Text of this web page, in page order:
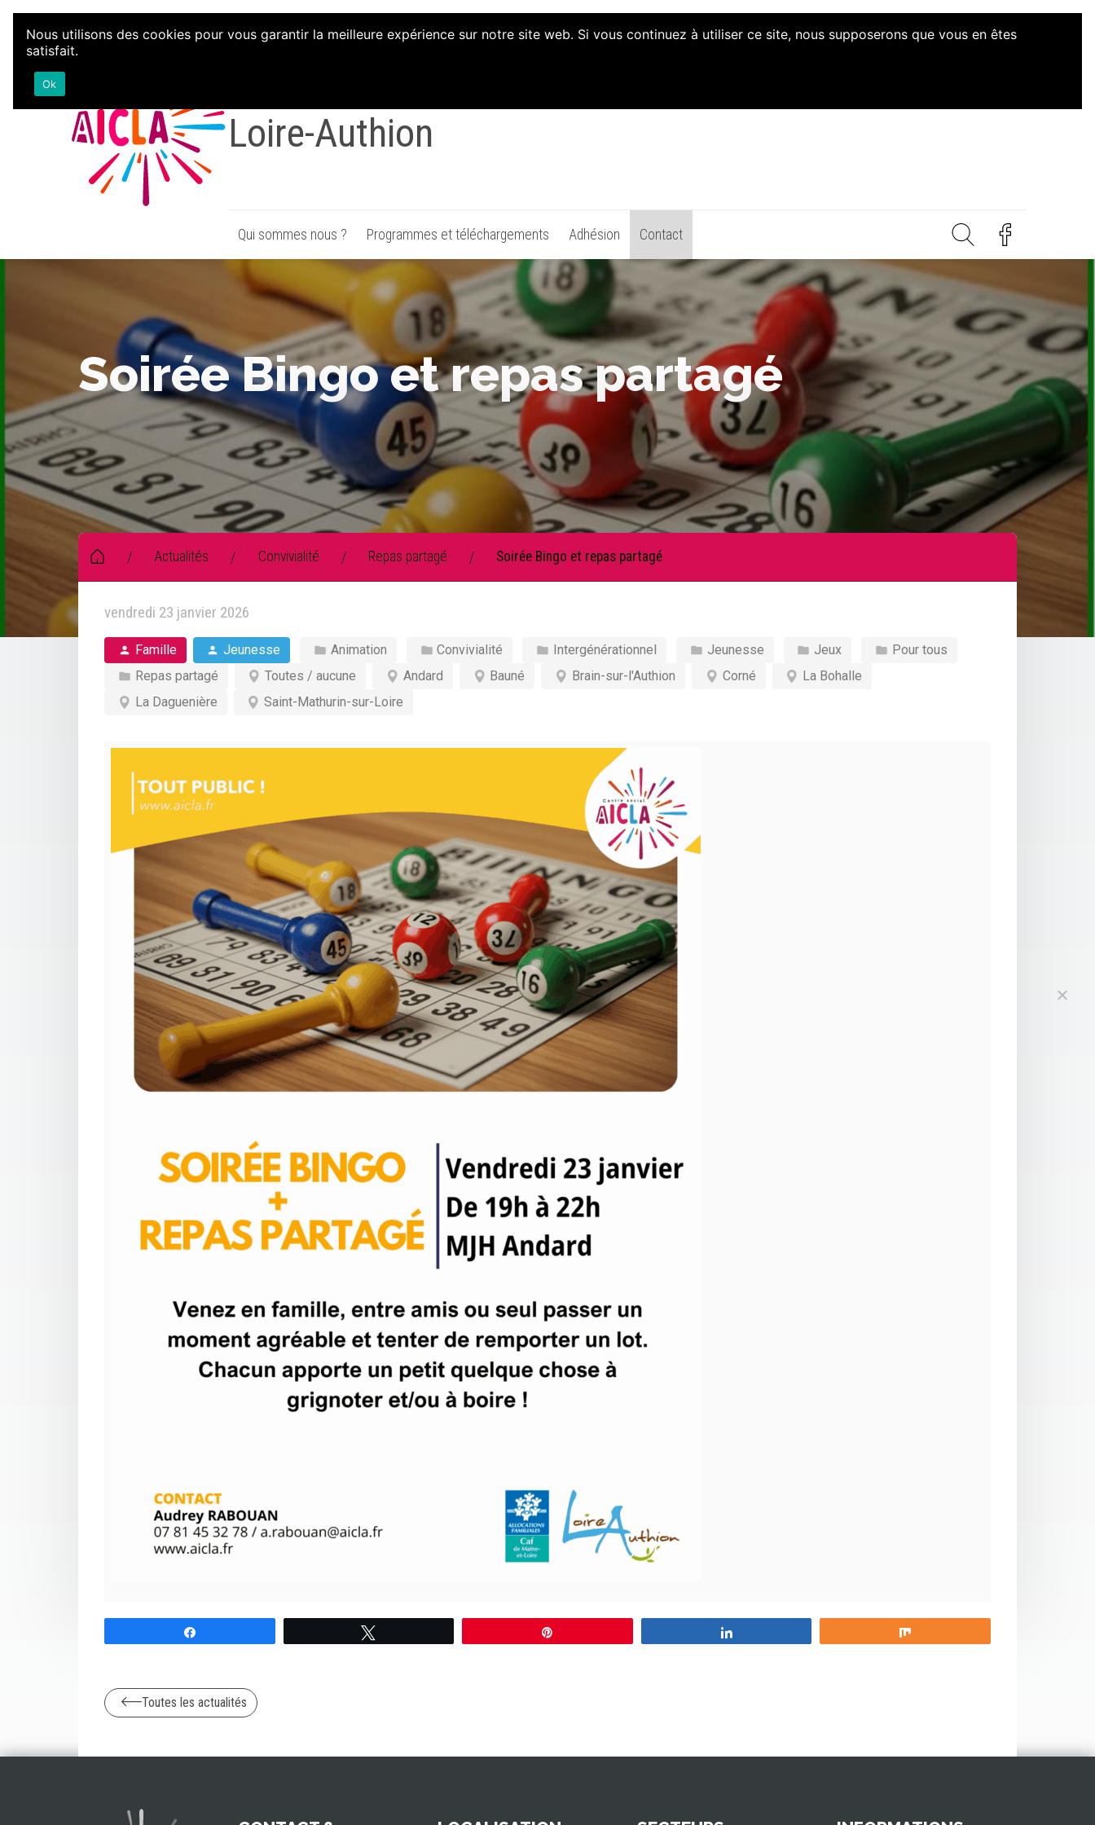
Aller au contenu
Loire-Authion
Qui sommes nous ? Programmes et téléchargements Adhésion Contact
Soirée Bingo et repas partagé
/ Actualités / Convivialité / Repas partagé / Soirée Bingo et repas partagé
vendredi 23 janvier 2026
Famille Jeunesse Animation Convivialité Intergénérationnel Jeunesse Jeux
Pour tous
Repas partagé
Toutes / aucune Andard Bauné Brain-sur-l'Authion Corné
La Bohalle
La Daguenière
Saint-Mathurin-sur-Loire
Toutes les actualités
Nous utilisons des cookies pour vous garantir la meilleure expérience sur notre site web. Si vous continuez à utiliser ce site, nous supposerons que vous en êtes
satisfait.
Ok